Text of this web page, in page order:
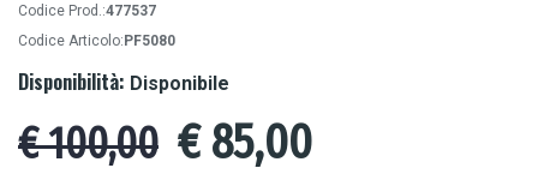
Codice Prod.:477537
Codice Articolo:PF5080
Disponibilità: Disponibile
€ 100,00 €85,00